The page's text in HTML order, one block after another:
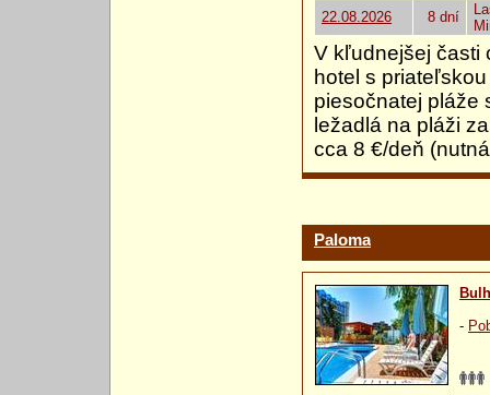
22.08.2026
8 dní
V kľudnejšej časti
hotel s
piesočnatej pláže
ležadlá na pláži
cca 8 €/deň
Paloma
-